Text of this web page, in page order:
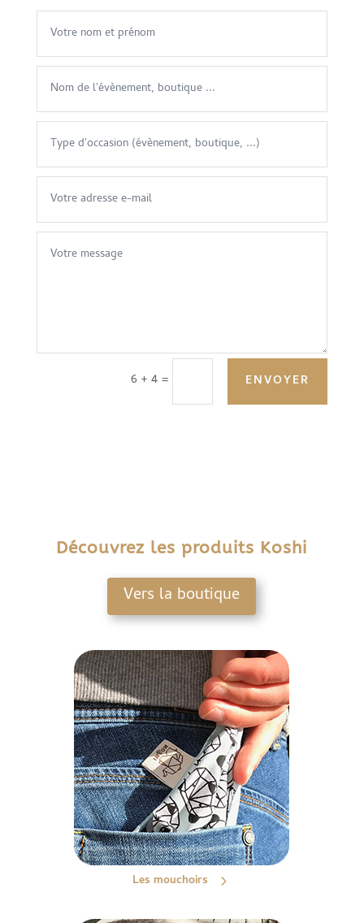
6 + 4= ENVOYER
Découvrez les produits Koshi
Vers la boutique
Les mouchoirs